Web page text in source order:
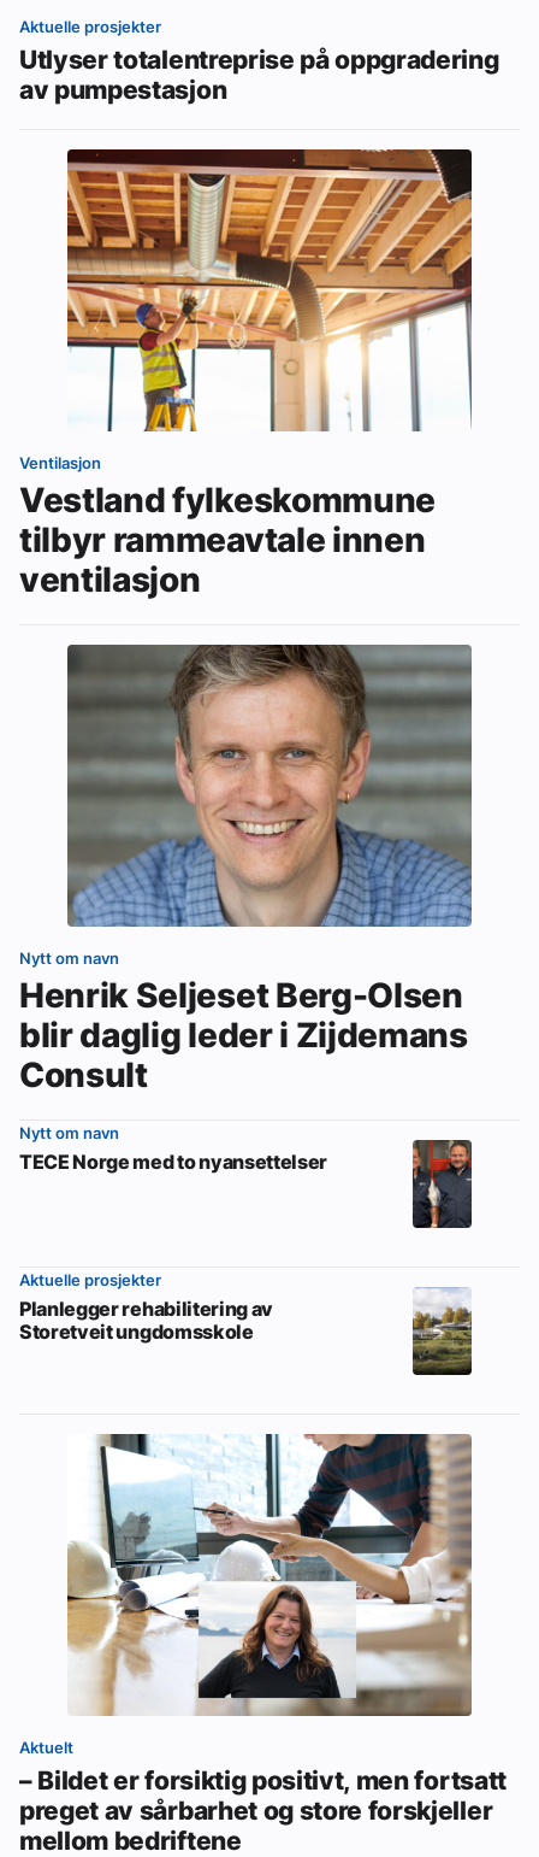
Aktuelle prosjekter
Utlyser totalentreprise på oppgradering
av pumpestasjon
Ventilasjon
Vestland fylkeskommune
tilbyr rammeavtale innen
ventilasjon
Nytt om navn
Henrik Seljeset Berg-Olsen
blir daglig leder i Zijdemans
Consult
Nytt om navn
TECE Norge med to nyansettelser
Aktuelle prosjekter
Planlegger rehabilitering av
Storetveit ungdomsskole
Aktuelt
– Bildet er forsiktig positivt, men fortsatt
preget av sårbarhet og store forskjeller
mellom bedriftene